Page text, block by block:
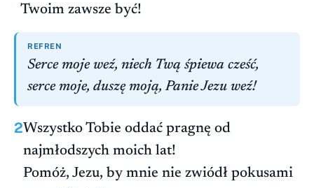
Twoim zawsze być!
REFREN
Serce moje weź, niech Twą śpiewa cześć,
serce moje, duszę moją, Panie Jezu weź!
2Wszystko Tobie oddać pragnę od
najmłodszych moich lat!
Pomóż, Jezu, by mnie nie zwiódł pokusami